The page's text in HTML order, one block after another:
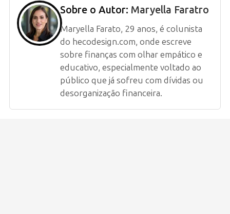
Sobre o Autor: Maryella Faratro
Maryella Farato, 29 anos, é colunista
do hecodesign.com, onde escreve
sobre finanças com olhar empático e
educativo, especialmente voltado ao
público que já sofreu com dívidas ou
desorganização financeira.